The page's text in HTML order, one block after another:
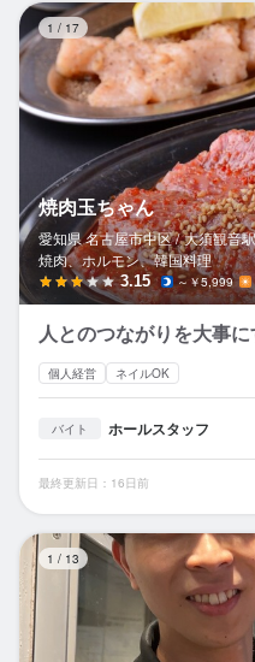
1 / 17
焼肉玉ちゃん
愛知県 名古屋市中区 / 大須観音駅
焼肉、ホルモン、韓国料理
3.15 ～￥5,999
人とのつながりを大事
個人経営 ネイルOK
バイト ホールスタッフ
最終更新日：16日前
1 / 13